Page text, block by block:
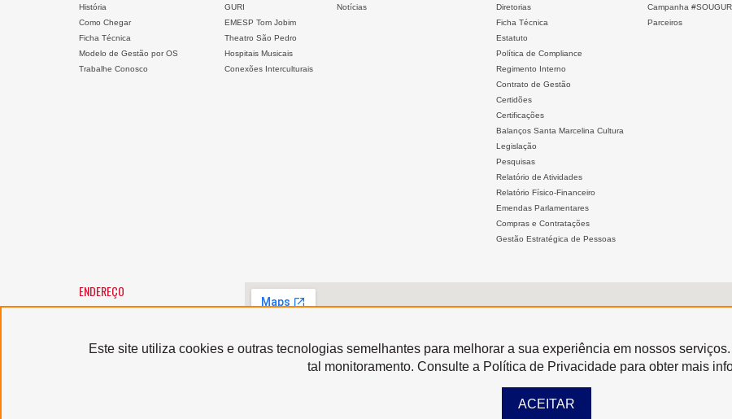
História
Como Chegar
Ficha Técnica
Modelo de Gestão por OS
Trabalhe Conosco
GURI
EMESP Tom Jobim
Theatro São Pedro
Hospitais Musicais
Conexões Interculturais
Notícias
Diretorias
Ficha Técnica
Estatuto
Política de Compliance
Regimento Interno
Contrato de Gestão
Certidões
Certificações
Balanços Santa Marcelina Cultura
Legislação
Pesquisas
Relatório de Atividades
Relatório Físico-Financeiro
Emendas Parlamentares
Compras e Contratações
Gestão Estratégica de Pessoas
Campanha
Parceiros
ENDEREÇO
Este site utiliza cookies e outras tecnologias semelhantes para melhorar a sua experiência em nossos
tal monitoramento. Consulte a Política de Privacidade para obter mais
ACEITAR